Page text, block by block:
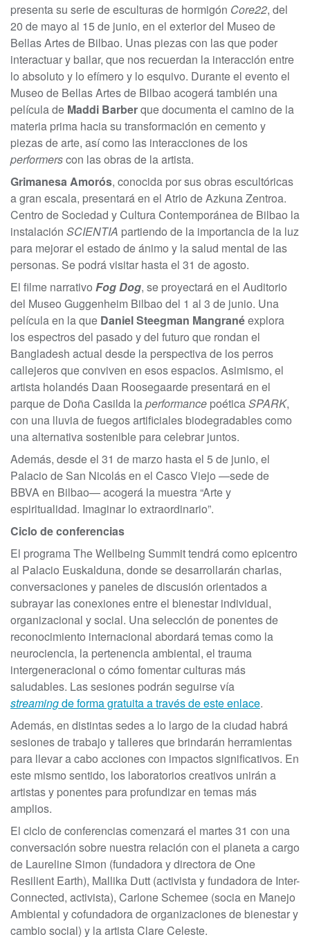
presenta su serie de esculturas de hormigón Core22, del
20 de mayo al 15 de junio, en el exterior del Museo de
Bellas Artes de Bilbao. Unas piezas con las que poder
interactuar y bailar, que nos recuerdan la interacción entre
lo absoluto y lo efímero y lo esquivo. Durante el evento el
Museo de Bellas Artes de Bilbao acogerá también una
película de Maddi Barberque documenta el camino de la
materia prima hacia su transformación en cemento y
piezas de arte, así como las interacciones de los
performerscon las obras de la artista.
Grimanesa Amorós, conocida por sus obras escultóricas
a gran escala, presentará en el Atrio de Azkuna Zentroa.
Centro de Sociedad y Cultura Contemporánea de Bilbao la
instalación SCIENTIA partiendo de la importancia de la luz
para mejorar el estado de ánimo y la salud mental de las
personas. Se podrá visitar hasta el 31 de agosto.
El filme narrativo Fog Dog, se proyectará en el Auditorio
del Museo Guggenheim Bilbao del 1 al 3 de junio. Una
película en la que Daniel Steegman Mangranéexplora
los espectros del pasado y del futuro que rondan el
Bangladesh actual desde la perspectiva de los perros
callejeros que conviven en esos espacios. Asimismo, el
artista holandés Daan Roosegaarde presentará en el
parque de Doña Casilda laperformance poéticaSPARK,
con una lluvia de fuegos artificiales biodegradables como
una alternativa sostenible para celebrar juntos.
Además, desde el 31 de marzo hasta el 5 de junio, el
Palacio de San Nicolás en el Casco Viejo —sede de
BBVA en Bilbao— acogerá la muestra “Arte y
espiritualidad. Imaginar lo extraordinario”.
Ciclo de conferencias
El programa The Wellbeing Summit tendrá como epicentro
al Palacio Euskalduna, donde se desarrollarán charlas,
conversaciones y paneles de discusión orientados a
subrayar las conexiones entre el bienestar individual,
organizacional y social. Una selección de ponentes de
reconocimiento internacional abordará temas como la
neurociencia, la pertenencia ambiental, el trauma
intergeneracional o cómo fomentar culturas más
saludables. Las sesiones podrán seguirse vía
streamingde forma gratuita a través de este enlace.
Además, en distintas sedes a lo largo de la ciudad habrá
sesiones de trabajo y talleres que brindarán herramientas
para llevar a cabo acciones con impactos significativos. En
este mismo sentido, los laboratorios creativos unirán a
artistas y ponentes para profundizar en temas más
amplios.
El ciclo de conferencias comenzará el martes 31 con una
conversación sobre nuestra relación con el planeta a cargo
de Laureline Simon (fundadora y directora de One
Resilient Earth), Mallika Dutt (activista y fundadora de Inter-
Connected, activista), Carlone Schemee (socia en Manejo
Ambiental y cofundadora de organizaciones de bienestar y
cambio social) y la artista Clare Celeste.